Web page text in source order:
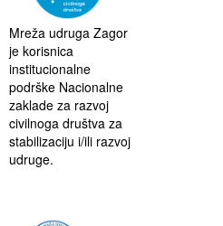
Mreža udruga Zagor
je korisnica
institucionalne
podrške Nacionalne
zaklade za razvoj
civilnoga društva za
stabilizaciju i/ili razvoj
udruge.